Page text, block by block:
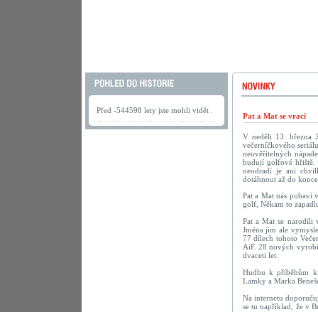
Před -544598 lety jste mohli vidět .
Pat a Mat se vrací
V neděli 13. března
večerníčkového
neuvěřitelných
budují golfové hřiště.
neodradí je ani
dotáhnout až do
Pat a Mat nás pobaví
golf, Někam to
Pat a Mat se narodili
Jména jim ale
77 dílech tohoto
AiF. 28 nových
dvaceti let.
Hudbu k příběhům
Lamky a Marka
Na internetu
se tu například, že v